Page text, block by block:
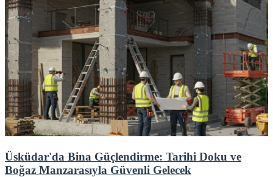
Üsküdar'da Bina Güçlendirme: Tarihi Doku ve
Boğaz Manzarasıyla Güvenli Gelecek